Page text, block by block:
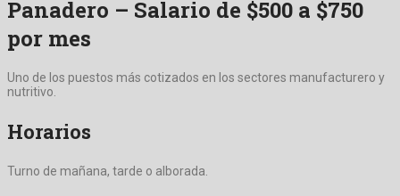
Panadero – Salario de $500 a $750
por mes
Uno de los puestos más cotizados en los sectores manufacturero y
nutritivo.
Horarios
Turno de mañana, tarde o alborada.